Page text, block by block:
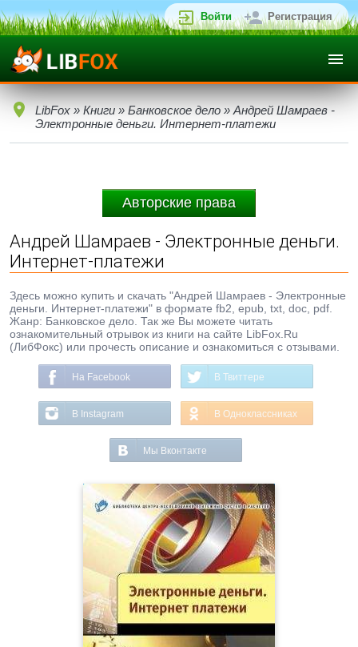
Войти Регистрация
LibFox » Книги » Банковское дело » Андрей Шамраев -
Электронные деньги. Интернет-платежи
Авторские права
Андрей Шамраев - Электронные деньги.
Интернет-платежи
Здесь можно купить и скачать "Андрей Шамраев - Электронные
деньги. Интернет-платежи" в формате fb2, epub, txt, doc, pdf.
Жанр: Банковское дело. Так же Вы можете читать
ознакомительный отрывок из книги на сайте LibFox.Ru
(ЛибФокс) или прочесть описание и ознакомиться с отзывами.
На Facebook В Твиттере
В Instagram В Одноклассниках
Мы Вконтакте